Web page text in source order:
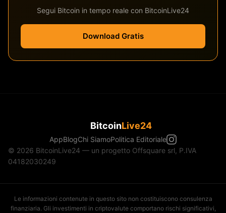
Segui Bitcoin in tempo reale con BitcoinLive24
Download Gratis
BitcoinLive24
AppBlogChi SiamoPolitica Editoriale
© 2026 BitcoinLive24 — un progetto Offsquare srl, P.IVA
04182030249
Le informazioni contenute in questo sito non costituiscono consulenza
finanziaria. Gli investimenti in criptovalute comportano rischi significativi,